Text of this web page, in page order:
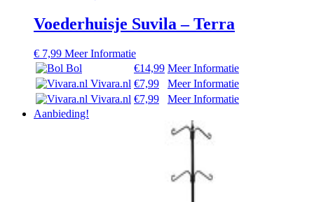
Voederhuisje Suvila – Terra
€ 7,99 Meer Informatie
Bol
€14,99 Meer Informatie
Vivara.nl €7,99
Meer Informatie
Vivara.nl €7,99
Meer Informatie
Aanbieding!